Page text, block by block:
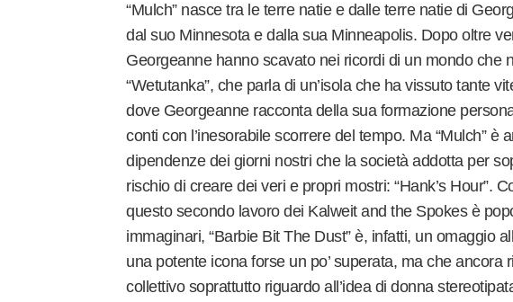
“Mulch” nasce tra le terre natie e dalle terre natie di
dal suo Minnesota e dalla sua Minneapolis. Dopo oltre
Georgeanne hanno scavato nei ricordi di un mondo che
“Wetutanka”, che parla di un’isola che ha vissuto tante
dove Georgeanne racconta della sua formazione
conti con l’inesorabile scorrere del tempo. Ma “Mulch” è
dipendenze dei giorni nostri che la società addotta per
rischio di creare dei veri e propri mostri: “Hank’s Hour”.
questo secondo lavoro dei Kalweit and the Spokes è
immaginari, “Barbie Bit The Dust” è, infatti, un omaggio
una potente icona forse un po’ superata, ma che ancora
collettivo soprattutto riguardo all’idea di donna